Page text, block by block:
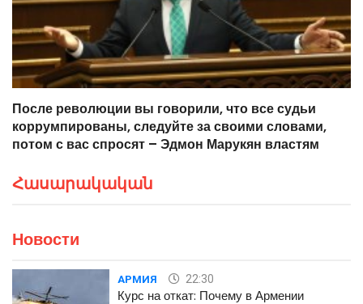
После революции вы говорили, что все судьи
коррумпированы, следуйте за своими словами,
потом с вас спросят – Эдмон Марукян властям
Հասարակական
Новости
АРМИЯ 22:30
Курс на откат: Почему в Армении